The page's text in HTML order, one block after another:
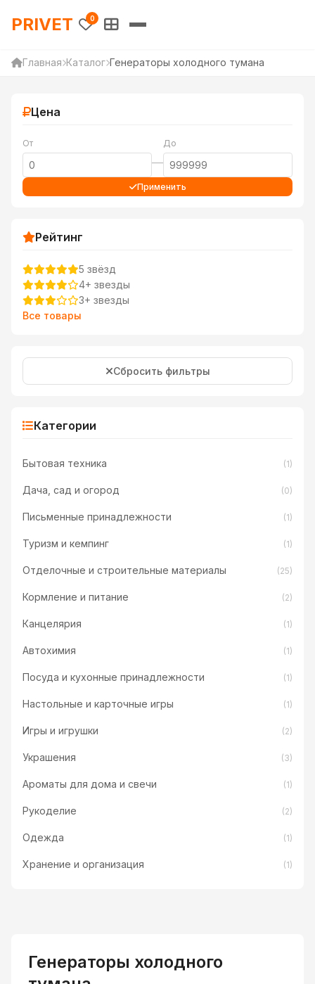
PRIVET — Каталог товаров
PRIVET 0
Главная Каталог Генераторы холодного тумана
Цена
От
—
До
Применить
Рейтинг
5 звёзд
4+ звезды
3+ звезды
Все товары
Сбросить фильтры
Категории
Бытовая техника (1)
Дача, сад и огород (0)
Письменные принадлежности (1)
Туризм и кемпинг (1)
Отделочные и строительные материалы (25)
Кормление и питание (2)
Канцелярия (1)
Автохимия (1)
Посуда и кухонные принадлежности (1)
Настольные и карточные игры (1)
Игры и игрушки (2)
Украшения (3)
Ароматы для дома и свечи (1)
Рукоделие (2)
Одежда (1)
Хранение и организация (1)
Генераторы холодного